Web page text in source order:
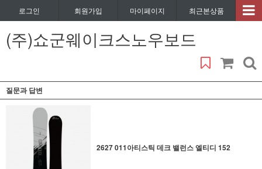
로그인 회원가입 마이페이지 최근본상품
(주)쇼군웨이크스노우보드
질문과 답변
2627 011아티스틱 데크 밸런스 엘티디 152